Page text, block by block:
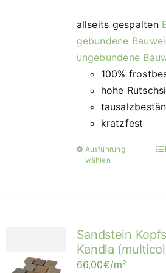
allseits gespalten
gebundene
ungebundene
100%
hohe
kratzfest
Ausführung
wählen
Sandstein
Kandla
66,00€/m²